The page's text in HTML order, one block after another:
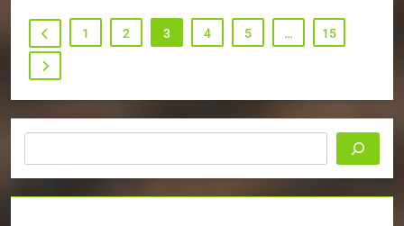
1 2 3 4 5 … 15